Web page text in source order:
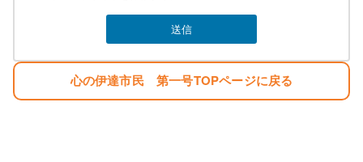
心の伊達市民 第一号TOPページに戻る